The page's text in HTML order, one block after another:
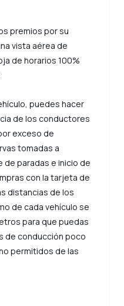
premios por su
vista aérea de
de horarios 100%
puedes hacer
de los conductores
exceso de
tomadas a
de paradas e inicio de
con la tarjeta de
distancias de los
de cada vehículo se
para que puedas
de conducción poco
permitidos de las